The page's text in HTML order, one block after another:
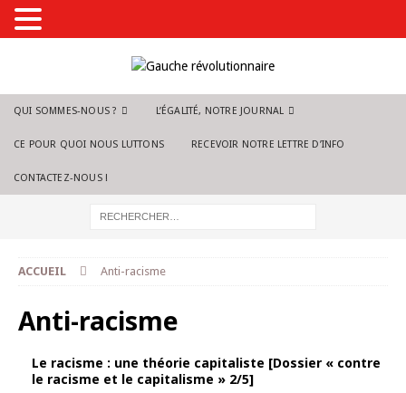
QUI SOMMES-NOUS ? L’ÉGALITÉ, NOTRE JOURNAL
CE POUR QUOI NOUS LUTTONS RECEVOIR NOTRE LETTRE D’INFO
CONTACTEZ-NOUS !
ACCUEIL Anti-racisme
Anti-racisme
Le racisme : une théorie capitaliste [Dossier « contre
le racisme et le capitalisme » 2/5]